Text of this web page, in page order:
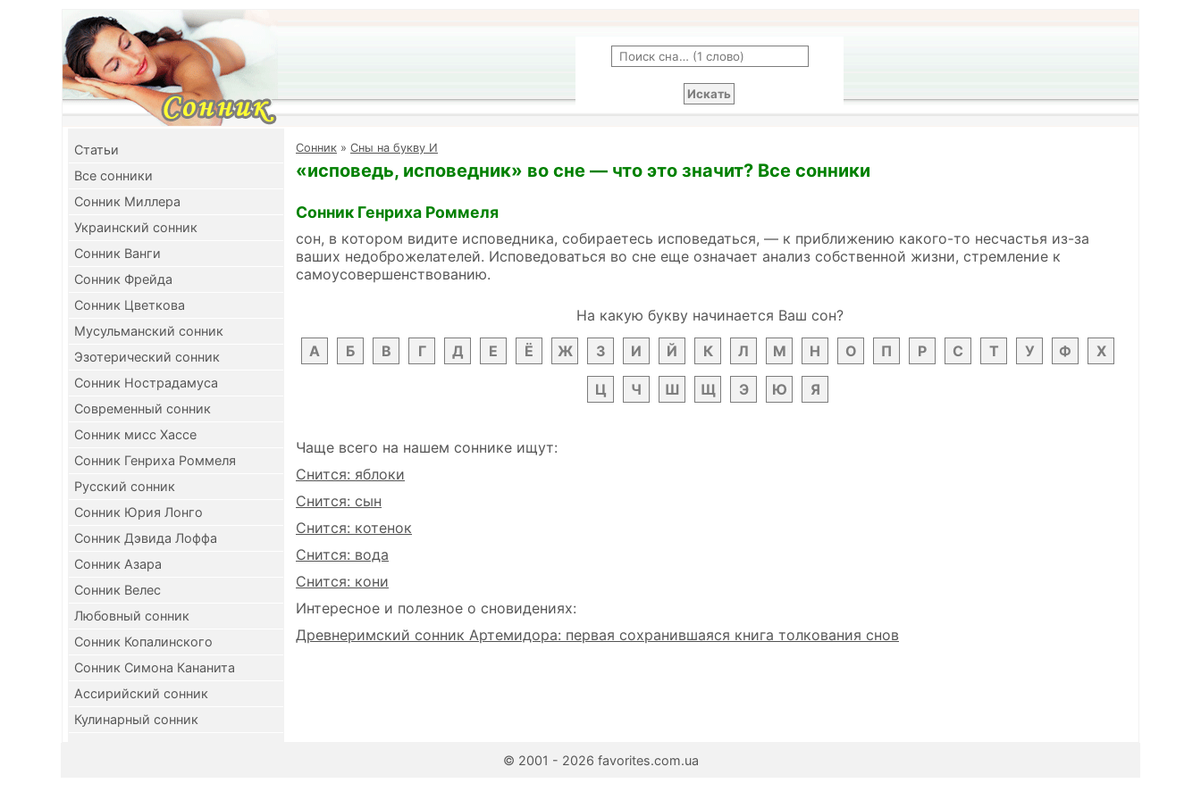
Cтатьи
Все сонники
Сонник Миллера
Украинский сонник
Сонник Ванги
Сонник Фрейда
Сонник Цветкова
Мусульманский сонник
Эзотерический сонник
Сонник Нострадамуса
Современный сонник
Сонник мисс Хассе
Сонник Генриха Роммеля
Русский сонник
Сонник Юрия Лонго
Сонник Дэвида Лоффа
Сонник Азара
Сонник Велес
Любовный сонник
Сонник Копалинского
Сонник Симона Кананита
Ассирийский сонник
Кулинарный сонник
Cонник » Сны на букву И
«исповедь, исповедник» во сне — что это значит? Все сонники
Сонник Генриха Роммеля
сон, в котором видите исповедника, собираетесь исповедаться, — к приближению какого-то несчастья из-за
ваших недоброжелателей. Исповедоваться во сне еще означает анализ собственной жизни, стремление к
самоусовершенствованию.
На какую букву начинается Ваш сон?
А
Б В Г Д Е Ё Ж З И Й К Л М Н О П Р С Т У Ф Х
Ц Ч Ш Щ Э Ю Я
Чаще всего на нашем соннике ищут:
Снится: яблоки
Снится: сын
Снится: котенок
Снится: вода
Снится: кони
Интересное и полезное о сновидениях:
Древнеримский сонник Артемидора: первая сохранившаяся книга толкования снов
© 2001 - 2026 favorites.com.ua